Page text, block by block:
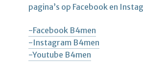
pagina’s op Facebook en
-Facebook B4men
-Instagram B4men
-Youtube B4men